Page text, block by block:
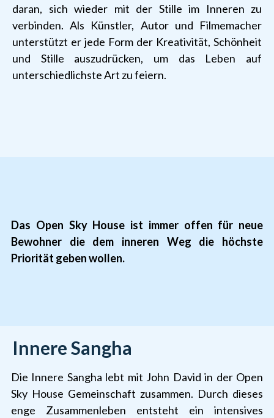
daran, sich wieder mit der Stille im Inneren zu
verbinden. Als Künstler, Autor und Filmemacher
unterstützt er jede Form der Kreativität, Schönheit
und Stille auszudrücken, um das Leben auf
unterschiedlichste Art zu feiern.
Innere Sangha
Die Innere Sangha lebt mit John David in der Open
Sky House Gemeinschaft zusammen. Durch dieses
enge Zusammenleben entsteht ein intensives
Das Open Sky House ist immer offen für neue
Bewohner die dem inneren Weg die höchste
Priorität geben wollen.